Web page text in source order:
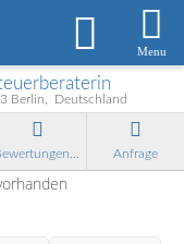
Menu
Berlin Deutschland
Anfrage